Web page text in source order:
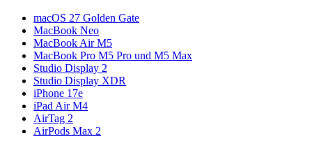
macOS 27 Golden Gate
MacBook Neo
MacBook Air M5
MacBook Pro M5 Pro und M5 Max
Studio Display 2
Studio Display XDR
iPhone 17e
iPad Air M4
AirTag 2
AirPods Max 2